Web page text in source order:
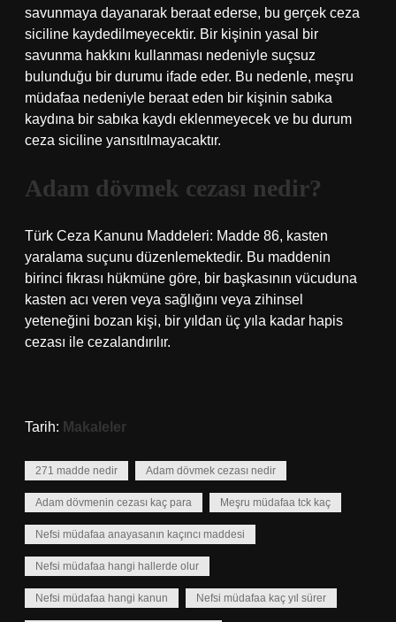
savunmaya dayanarak beraat ederse, bu gerçek ceza
siciline kaydedilmeyecektir. Bir kişinin yasal bir
savunma hakkını kullanması nedeniyle suçsuz
bulunduğu bir durumu ifade eder. Bu nedenle, meşru
müdafaa nedeniyle beraat eden bir kişinin sabıka
kaydına bir sabıka kaydı eklenmeyecek ve bu durum
ceza siciline yansıtılmayacaktır.
Adam dövmek cezası nedir?
Türk Ceza Kanunu Maddeleri: Madde 86, kasten
yaralama suçunu düzenlemektedir. Bu maddenin
birinci fıkrası hükmüne göre, bir başkasının vücuduna
kasten acı veren veya sağlığını veya zihinsel
yeteneğini bozan kişi, bir yıldan üç yıla kadar hapis
cezası ile cezalandırılır.
Tarih: Makaleler
271 madde nedir Adam dövmek cezası nedir
Adam dövmenin cezası kaç para Meşru müdafaa tck kaç
Nefsi müdafaa anayasanın kaçıncı maddesi
Nefsi müdafaa hangi hallerde olur
Nefsi müdafaa hangi kanun Nefsi müdafaa kaç yıl sürer